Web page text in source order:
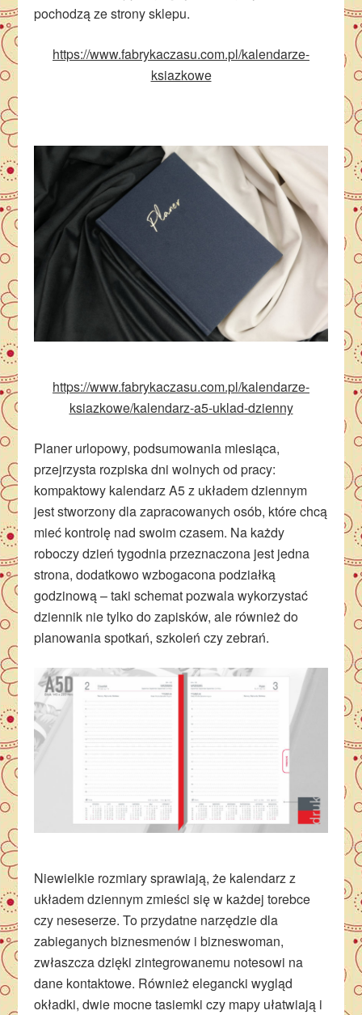
pochodzą ze strony sklepu.
https://www.fabrykaczasu.com.pl/kalendarze-
ksiazkowe
https://www.fabrykaczasu.com.pl/kalendarze-
ksiazkowe/kalendarz-a5-uklad-dzienny
Planer urlopowy, podsumowania miesiąca,
przejrzysta rozpiska dni wolnych od pracy:
kompaktowy kalendarz A5 z układem dziennym
jest stworzony dla zapracowanych osób, które chcą
mieć kontrolę nad swoim czasem. Na każdy
roboczy dzień tygodnia przeznaczona jest jedna
strona, dodatkowo wzbogacona podziałką
godzinową – taki schemat pozwala wykorzystać
dziennik nie tylko do zapisków, ale również do
planowania spotkań, szkoleń czy zebrań.
Niewielkie rozmiary sprawiają, że kalendarz z
układem dziennym zmieści się w każdej torebce
czy neseserze. To przydatne narzędzie dla
zabieganych biznesmenów i bizneswoman,
zwłaszcza dzięki zintegrowanemu notesowi na
dane kontaktowe. Również elegancki wygląd
okładki, dwie mocne tasiemki czy mapy ułatwiają i